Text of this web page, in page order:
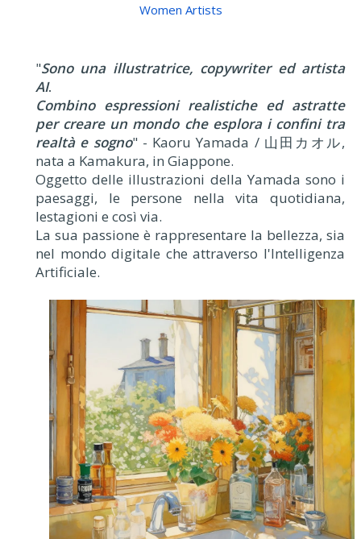
Women Artists
"Sono una illustratrice, copywriter ed artista
AI.
Combino espressioni realistiche ed astratte
per creare un mondo che esplora i confini tra
realtà e sogno" - Kaoru Yamada / 山田カオル,
nata a Kamakura, in Giappone.
Oggetto delle illustrazioni della Yamada sono i
paesaggi, le persone nella vita quotidiana,
lestagioni e così via.
La sua passione è rappresentare la bellezza, sia
nel mondo digitale che attraverso l'Intelligenza
Artificiale.